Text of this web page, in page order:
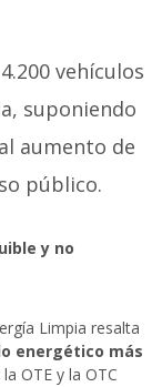
vehículos
suponiendo
aumento de
público.
y no
Limpia resalta
energético más
OTE y la OTC